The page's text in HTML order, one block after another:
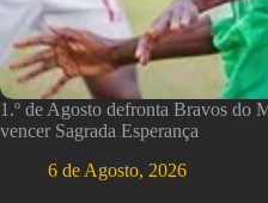
1.º de Agosto defronta Bravos do
vencer Sagrada Esperança
6 de Agosto, 2026